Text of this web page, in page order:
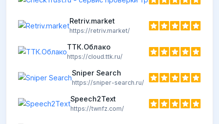
Retriv.market
https://retriv.market/
ТТК.Облако
https://cloud.ttk.ru/
Sniper Search
https://sniper-search.ru/
Speech2Text
https://twnfz.com/